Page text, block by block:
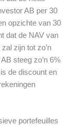
AB per 30
opzichte van 30
dat de NAV van
zijn tot zo’n
steeg zo’n 6%
de discount en
portefeuilles